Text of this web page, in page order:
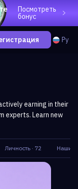
Посмотреть
бонус
Ру
earning in their
experts. Learn new
Личность · 72 Наши